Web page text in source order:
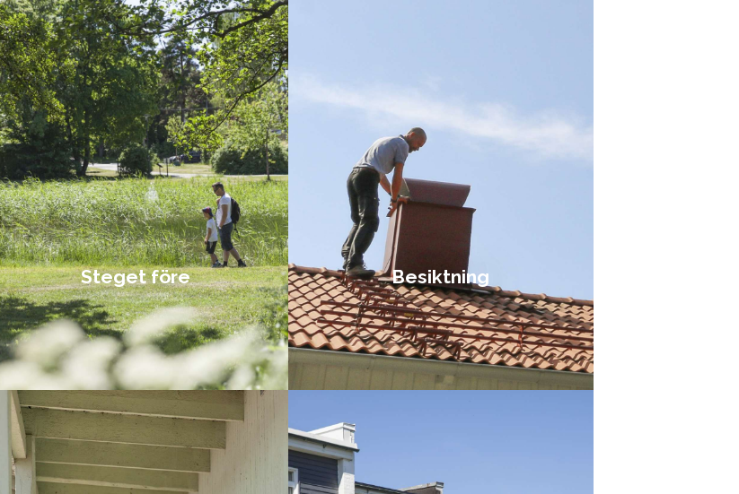
Steget före Besiktning